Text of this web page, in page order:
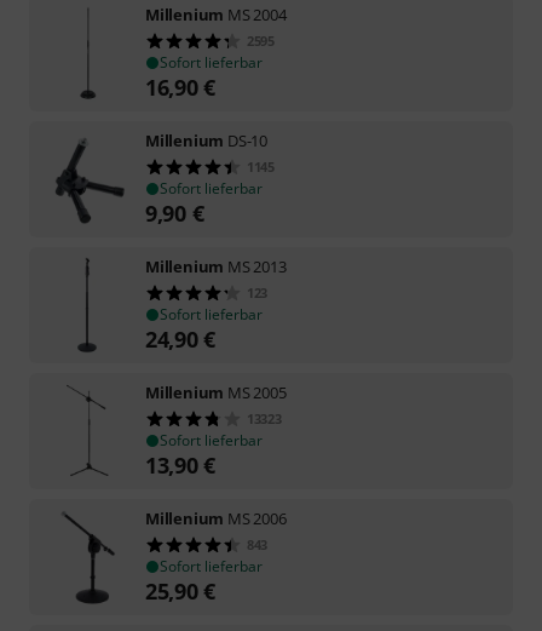
Millenium MS 2004
2595
Sofort lieferbar
16,90€
Millenium DS-10
1145
Sofort lieferbar
9,90 €
Millenium MS 2013
123
Sofort lieferbar
24,90€
Millenium MS 2005
13323
Sofort lieferbar
13,90€
Millenium MS 2006
843
Sofort lieferbar
25,90€